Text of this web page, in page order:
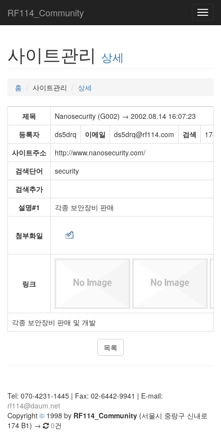
RF114_Community
사이트관리 상세
홈 사이트관리 상세
제목
Nanosecurity (G002) → 2002.08.14 16:07:23
등록자
ds5drq 이메일 ds5drq@rf114.com 검색
사이트주소
http://www.nanosecurity.com/
검색단어
security
검색추가
설명#1
각종 보안장비 판매
첨부화일
링크
각종 보안장비 판매 및 개발
목록
Tel: 070-4231-1445 | Fax: 02-6442-9941 | E-mail:
rf114@daum.net
Copyright © 1998 by RF114_Community (서울시 중랑구 신내로
174 B1) →
0건